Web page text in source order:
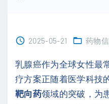
2025-05-21 药物
乳腺癌作为全球女性最
疗方案正随着医学科技
靶向药领域的突破，为